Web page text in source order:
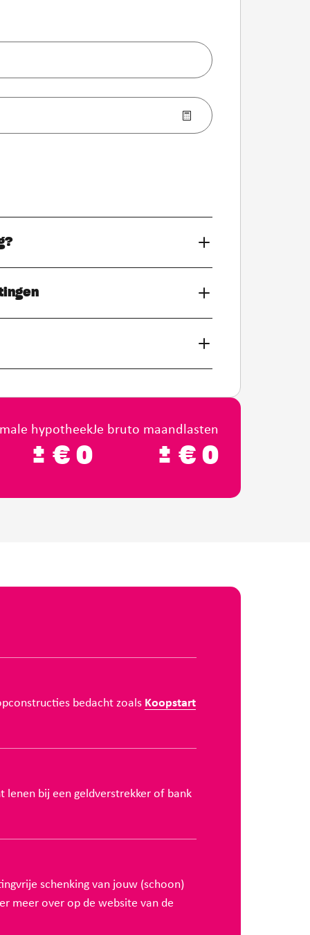
hypotheek
± € 0
Je bruto maandlasten
± € 0
bedacht zoals Koopstart
lenen bij een geldverstrekker of bank
schenking van jouw (schoon)
meer over op de website van de